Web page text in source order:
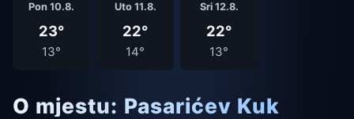
Pon 10.8.
23°
13°
Uto 11.8.
22°
14°
Sri 12.8.
22°
13°
O mjestu: Pasarićev Kuk